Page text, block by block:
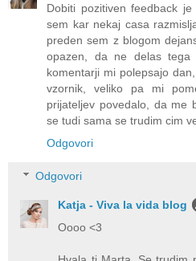
Dobiti pozitiven feedback
sem kar nekaj casa
preden sem z blogom
opazen, da ne delas
komentarji mi polepsajo
vzornik, veliko pa mi
prijateljev povedalo, da me
se tudi sama se trudim cim
Odgovori
Odgovori
Katja - Viva la vida blog
Oooo <3